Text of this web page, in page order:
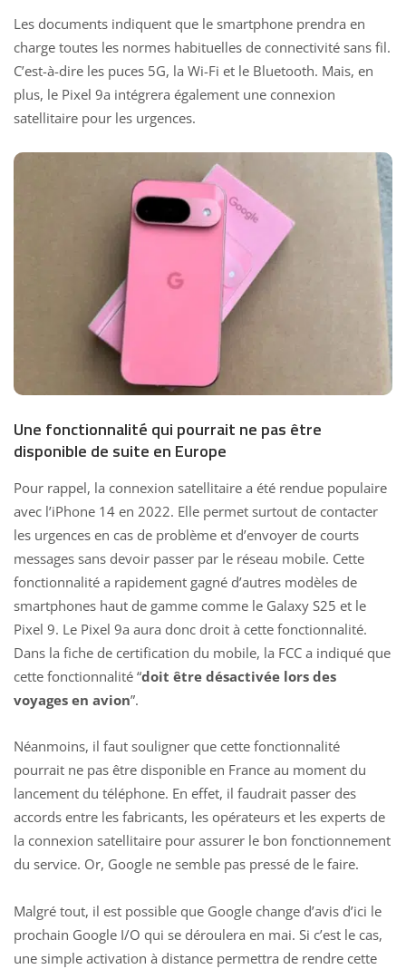
Les documents indiquent que le smartphone prendra en
charge toutes les normes habituelles de connectivité sans fil.
C’est-à-dire les puces 5G, la Wi-Fi et le Bluetooth. Mais, en
plus, le Pixel 9a intégrera également une connexion
satellitaire pour les urgences.
Une fonctionnalité qui pourrait ne pas être
disponible de suite en Europe
Pour rappel, la connexion satellitaire a été rendue populaire
avec l’iPhone 14 en 2022. Elle permet surtout de contacter
les urgences en cas de problème et d’envoyer de courts
messages sans devoir passer par le réseau mobile. Cette
fonctionnalité a rapidement gagné d’autres modèles de
smartphones haut de gamme comme le Galaxy S25 et le
Pixel 9. Le Pixel 9a aura donc droit à cette fonctionnalité.
Dans la fiche de certification du mobile, la FCC a indiqué que
cette fonctionnalité “doit être désactivée lors des
voyages en avion”.
Néanmoins, il faut souligner que cette fonctionnalité
pourrait ne pas être disponible en France au moment du
lancement du téléphone. En effet, il faudrait passer des
accords entre les fabricants, les opérateurs et les experts de
la connexion satellitaire pour assurer le bon fonctionnement
du service. Or, Google ne semble pas pressé de le faire.
Malgré tout, il est possible que Google change d’avis d’ici le
prochain Google I/O qui se déroulera en mai. Si c’est le cas,
une simple activation à distance permettra de rendre cette